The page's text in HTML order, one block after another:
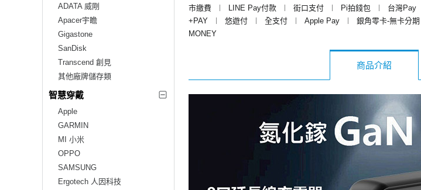
ADATA 威剛
Apacer宇瞻
Gigastone
SanDisk
Transcend 創見
其他廠牌儲存類
智慧穿戴
Apple
GARMIN
MI 小米
OPPO
SAMSUNG
Ergotech 人因科技
市繳費
︱ LINE Pay付款 ︱ 街口支付 ︱ Pi拍錢包 ︱ 台灣Pay
+PAY
︱ 悠遊付 ︱ 全支付 ︱ Apple Pay ︱ 銀角零卡-無卡分期
MONEY
商品介紹